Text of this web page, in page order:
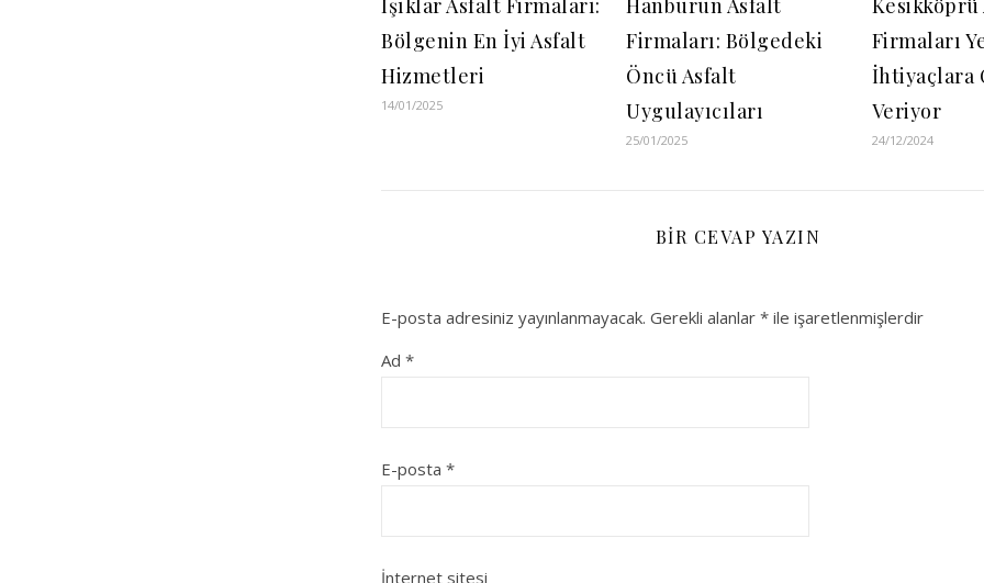
Bölgenin En İyi Asfalt
Hizmetleri
14/01/2025
Firmaları: Bölgedeki
Öncü Asfalt
Uygulayıcıları
25/01/2025
Firmaları
İhtiyaçlara
Veriyor
24/12/2024
BIR CEVAP YAZIN
E-posta adresiniz yayınlanmayacak. Gerekli alanlar * ile işaretlenmişlerdir
Ad *
E-posta *
İnternet sitesi